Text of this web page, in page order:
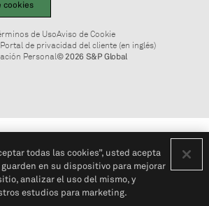
cookies
de UsoAviso de Cookie
Portal de privacidad del cliente (en inglés)
Personal© 2026 S&P Global
todas las cookies”, usted acepta
en su dispositivo para mejorar
analizar el uso del mismo, y
estudios para marketing.